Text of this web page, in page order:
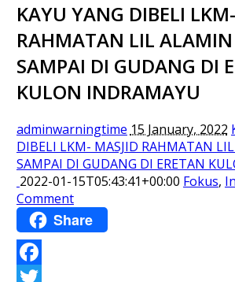
KAYU YANG DIBELI
RAHMATAN LIL
SAMPAI DI GUDANG DI
KULON INDRAMAYU
adminwarningtime 15 January, 2022
DIBELI LKM- MASJID RAHMATAN
SAMPAI DI GUDANG DI ERETAN
2022-01-15T05:43:41+00:00 Fokus,
Comment
Share
Facebook